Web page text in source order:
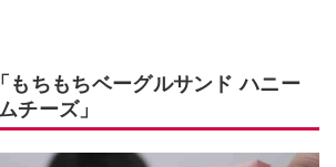
もちもちベーグルサンド ハニー
チーズ」